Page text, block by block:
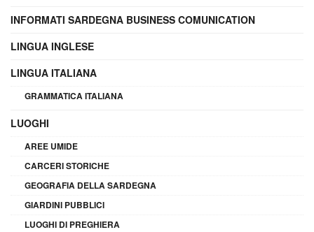
INFORMATI SARDEGNA BUSINESS COMUNICATION
LINGUA INGLESE
LINGUA ITALIANA
GRAMMATICA ITALIANA
LUOGHI
AREE UMIDE
CARCERI STORICHE
GEOGRAFIA DELLA SARDEGNA
GIARDINI PUBBLICI
LUOGHI DI PREGHIERA